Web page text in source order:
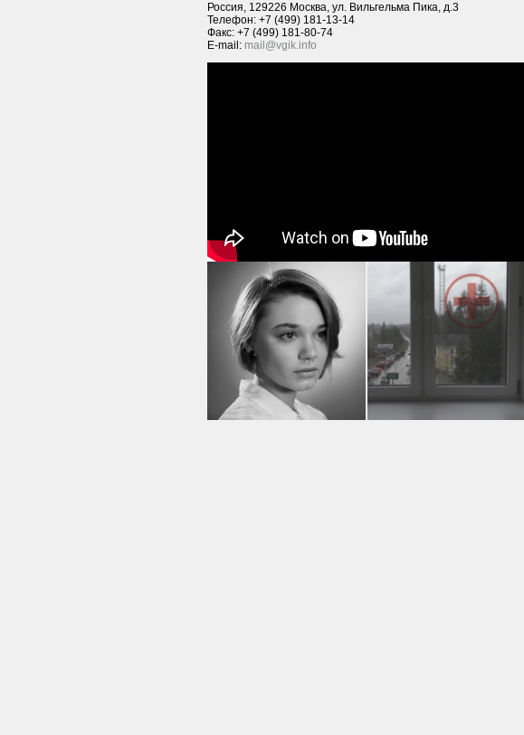
Россия, 129226 Москва, ул. Вильгельма Пика, д.3
Телефон: +7 (499) 181-13-14
Факс: +7 (499) 181-80-74
E-mail: mail@vgik.info